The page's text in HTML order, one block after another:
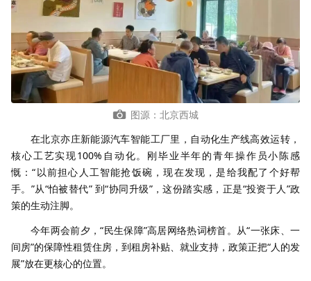
图源：北京西城
在北京亦庄新能源汽车智能工厂里，自动化生产线高效运转，
核心工艺实现100%自动化。刚毕业半年的青年操作员小陈感
慨：“以前担心人工智能抢饭碗，现在发现，是给我配了个好帮
手。”从“怕被替代” 到“协同升级”，这份踏实感，正是“投资于人”政
策的生动注脚。
今年两会前夕，“民生保障”高居网络热词榜首。从“一张床、一
间房”的保障性租赁住房，到租房补贴、就业支持，政策正把“人的发
展”放在更核心的位置。